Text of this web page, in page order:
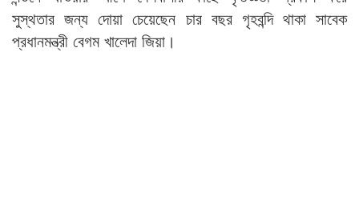
সুস্থতার জন্য দোয়া চেয়েছেন চার বছর গৃহবন্দি থাকা সাবেক
প্রধানমন্ত্রী বেগম খালেদা জিয়া।